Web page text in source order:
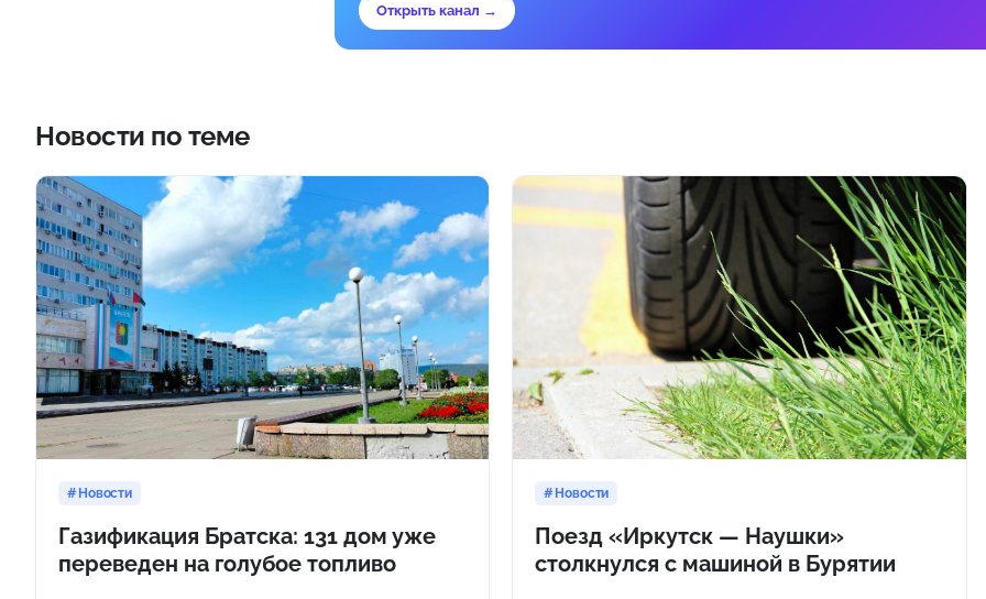
Открыть канал →
Новости по теме
Новости
Газификация Братска: 131 дом уже
переведен на голубое топливо
Новости
Поезд «Иркутск — Наушки»
столкнулся с машиной в Бурятии